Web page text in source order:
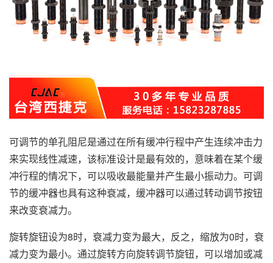
可调节的单孔阻尼是通过在所有缓冲行程中产生连续冲击力
来实现线性减速，该标准设计是最有效的，意味着在某个缓
冲行程的情况下，可以吸收最能量并产生最小振动力。可调
节的缓冲器也具有这种衰减，缓冲器可以通过转动调节按钮
来改变衰减力。
旋转旋钮设为8时，衰减力变为最大，反之，缩放为0时，衰
减力变为最小。通过旋转方向旋转调节旋钮，可以增加或减